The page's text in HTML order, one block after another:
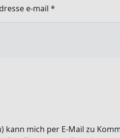
e-mail *
kann mich per E-Mail zu